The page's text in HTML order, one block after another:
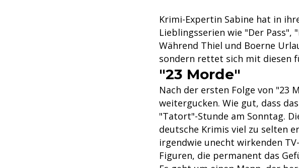
Krimi-Expertin Sabine hat in
Lieblingsserien wie "Der Pass",
Während Thiel und Boerne
sondern rettet sich mit diesen
"23 Morde"
Nach der ersten Folge von "23
weitergucken. Wie gut, dass
"Tatort"-Stunde am Sonntag.
deutsche Krimis viel zu selten
irgendwie unecht wirkenden
Figuren, die permanent das